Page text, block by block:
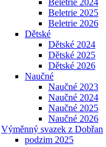
Beletrie 2024
Beletrie 2025
Beletrie 2026
Dětské
Dětské 2024
Dětské 2025
Dětské 2026
Naučné
Naučné 2023
Naučné 2024
Naučné 2025
Naučné 2026
Výměnný svazek z Dobřan
podzim 2025